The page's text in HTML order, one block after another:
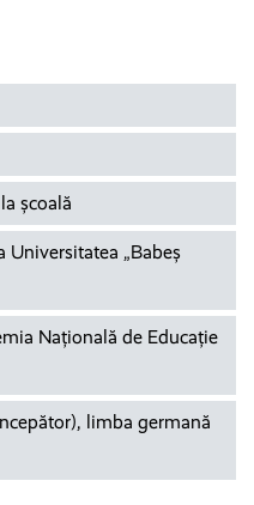
şcoală
Universitatea „Babeş
Naţională de Educaţie
limba germană